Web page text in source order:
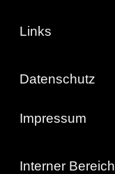
Links
Datenschutz
Impressum
Interner Bereich